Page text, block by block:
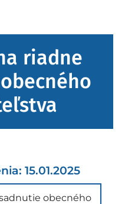
riadne
15.01.2025
obecného